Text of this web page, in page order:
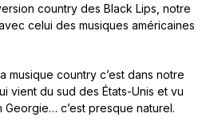
country des Black Lips, notre
celui des musiques américaines
musique country c’est dans notre
vient du sud des États-Unis et vu
Georgie… c’est presque naturel.